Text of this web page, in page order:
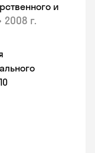
и
2008 г.